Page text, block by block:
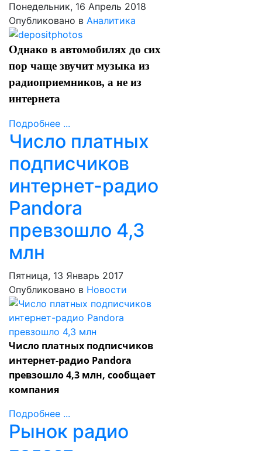
Понедельник, 16 Апрель 2018
Опубликовано в Аналитика
Однако в автомобилях до сих
пор чаще звучит музыка из
радиоприемников, а не из
интернета
Подробнее ...
Число платных
подписчиков
интернет-радио
Pandora
превзошло 4,3
млн
Пятница, 13 Январь 2017
Опубликовано в Новости
Число платных подписчиков
интернет-радио Pandora
превзошло 4,3 млн, сообщает
компания
Подробнее ...
Рынок радио